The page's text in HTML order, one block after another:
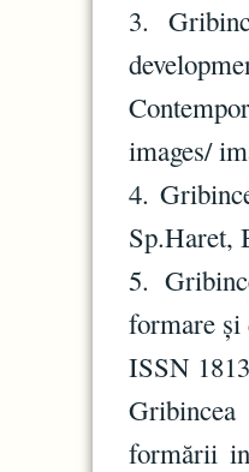
3.
images/
4.
Sp.Haret,
5.
formare și
ISSN
formării